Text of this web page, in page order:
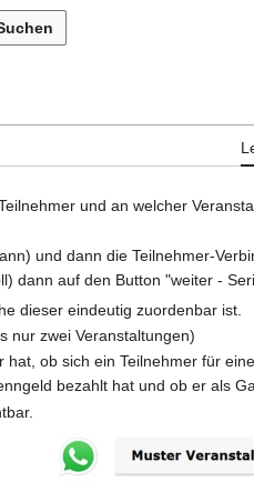
und an welcher
und dann die Teilnehmer-
dann auf den Button "weiter -
dieser eindeutig zuordenbar ist.
nur zwei Veranstaltungen)
ob sich ein Teilnehmer für
bezahlt hat und ob er als